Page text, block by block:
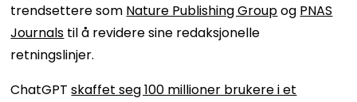
trendsettere som Nature Publishing Groupog PNAS
Journals til å revidere sine redaksjonelle
retningslinjer.
ChatGPTskaffet seg 100 millioner brukere i et